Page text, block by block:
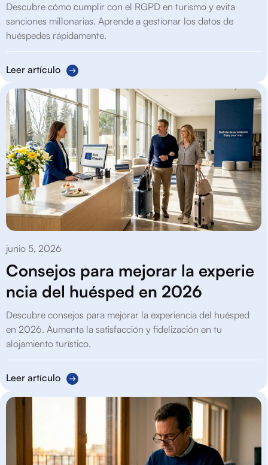
Descubre cómo cumplir con el RGPD en turismo y evita
sanciones millonarias. Aprende a gestionar los datos de
huéspedes rápidamente.
Leer artículo
junio 5, 2026
Consejos para mejorar la experie
ncia del huésped en 2026
Descubre consejos para mejorar la experiencia del huésped
en 2026. Aumenta la satisfacción y fidelización en tu
alojamiento turístico.
Leer artículo